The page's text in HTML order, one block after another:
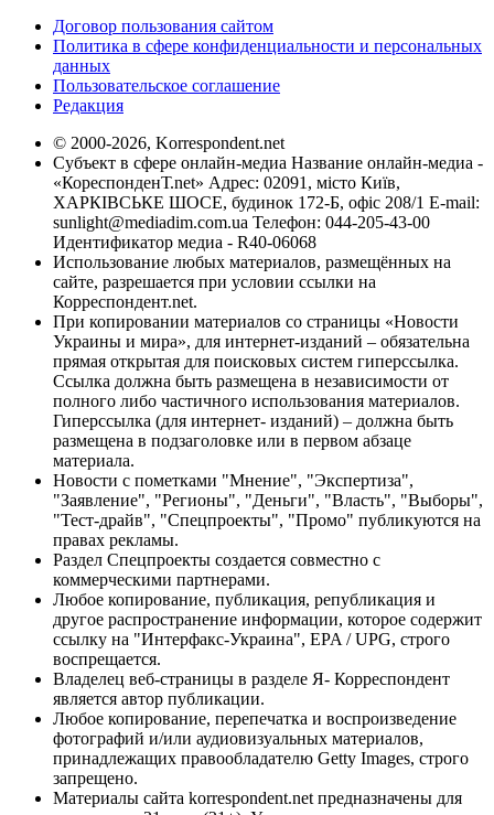
Договор пользования сайтом
Политика в сфере конфиденциальности и персональных
данных
Пользовательское соглашение
Редакция
© 2000-2026, Korrespondent.net
Субъект в сфере онлайн-медиа Название онлайн-медиа -
«КореспонденТ.net» Адрес: 02091, місто Київ,
ХАРКІВСЬКЕ ШОСЕ, будинок 172-Б, офіс 208/1 E-mail:
sunlight@mediadim.com.ua Телефон: 044-205-43-00
Идентификатор медиа - R40-06068
Использование любых материалов, размещённых на
сайте, разрешается при условии ссылки на
Корреспондент.net.
При копировании материалов со страницы «Новости
Украины и мира», для интернет-изданий – обязательна
прямая открытая для поисковых систем гиперссылка.
Ссылка должна быть размещена в независимости от
полного либо частичного использования материалов.
Гиперссылка (для интернет- изданий) – должна быть
размещена в подзаголовке или в первом абзаце
материала.
Новости с пометками "Мнение", "Экспертиза",
"Заявление", "Регионы", "Деньги", "Власть", "Выборы",
"Тест-драйв", "Спецпроекты", "Промо" публикуются на
правах рекламы.
Раздел Спецпроекты создается совместно с
коммерческими партнерами.
Любое копирование, публикация, републикация и
другое распространение информации, которое содержит
ссылку на "Интерфакс-Украина", EPA / UPG, строго
воспрещается.
Владелец веб-страницы в разделе Я- Корреспондент
является автор публикации.
Любое копирование, перепечатка и воспроизведение
фотографий и/или аудиовизуальных материалов,
принадлежащих правообладателю Getty Images, строго
запрещено.
Материалы сайта korrespondent.net предназначены для